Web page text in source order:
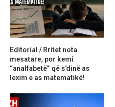
Editorial / Rritet nota
mesatare, por kemi
“analfabetë” që s’dinë as
lexim e as matematikë!